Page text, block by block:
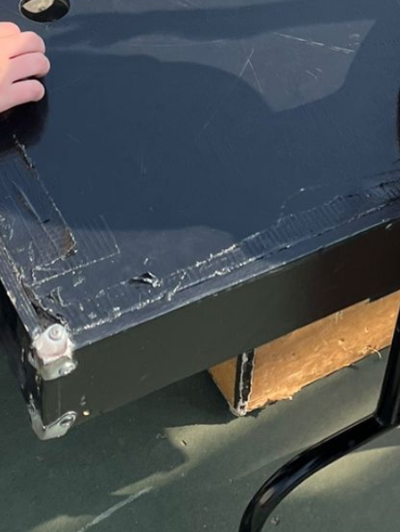
חלק
מהפונקציות
יהיו זמינות.
תחומי
וההתנהגות
שלכם
מגדילים
את הסיכוי
לראות תוכן
והצעות
מותאמים